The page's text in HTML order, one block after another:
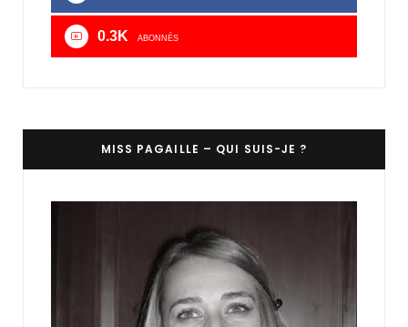
0.3K ABONNÉS
MISS PAGAILLE – QUI SUIS-JE ?